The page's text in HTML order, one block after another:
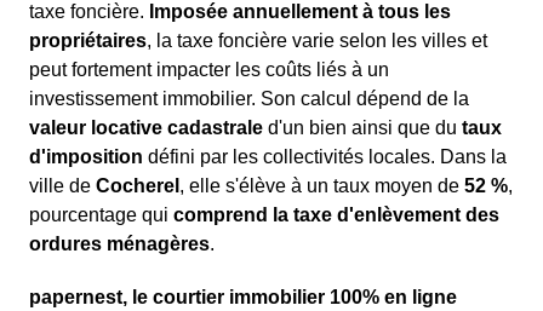
taxe foncière. Imposée annuellement à tous les
propriétaires, la taxe foncière varie selon les villes et
peut fortement impacter les coûts liés à un
investissement immobilier. Son calcul dépend de la
valeur locative cadastrale d'un bien ainsi que du taux
d'imposition défini par les collectivités locales. Dans la
ville de Cocherel , elle s'élève à un taux moyen de 52 %,
pourcentage qui comprend la taxe d'enlèvement des
ordures ménagères.
papernest, le courtier immobilier 100% en ligne